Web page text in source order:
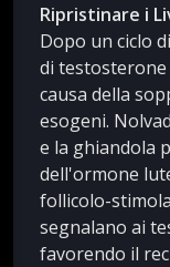
Ripristinare i
Dopo un ciclo
di testosterone
causa della
esogeni.
e la ghiandola
dell'ormone
follicolo-
segnalano ai
favorendo il